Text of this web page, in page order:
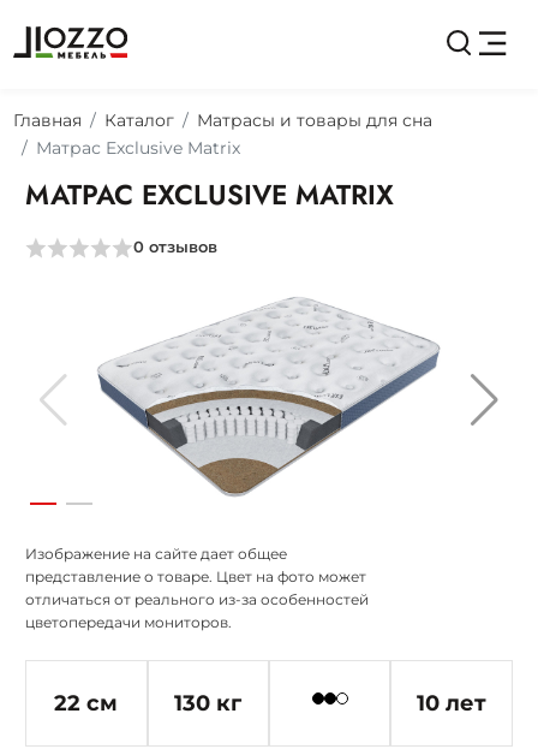
Главная Каталог
Матрасы и товары для сна
Матрас Exclusive Matrix
МАТРАС EXCLUSIVE MATRIX
0 отзывов
22 см 130 кг 10 лет
Изображение на сайте дает общее
представление о товаре. Цвет на фото может
отличаться от реального из-за особенностей
цветопередачи мониторов.